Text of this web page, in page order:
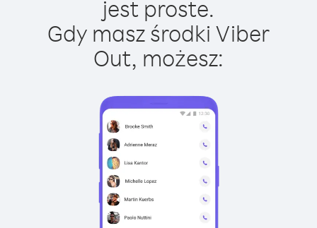
jest proste.
Gdy masz środki Viber
Out, możesz: